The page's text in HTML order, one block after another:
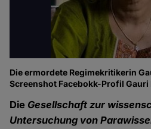
Die ermordete Regimekritikerin
Screenshot Facebokk-Profil Gauri
Die Gesellschaft zur
Untersuchung von